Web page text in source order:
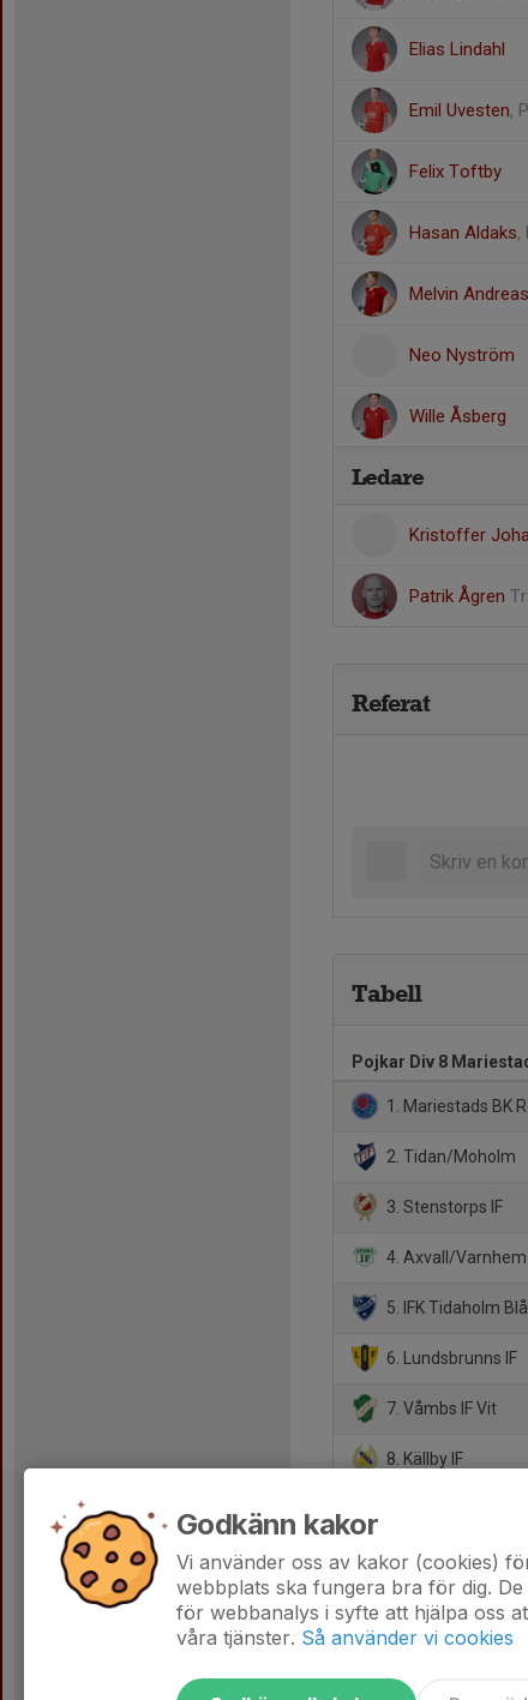
Elias Lindahl
Emil Uvesten,
Felix Toftby
Hasan Aldaks,
Melvin
Neo Nyström
Wille Åsberg
Ledare
Kristoffer
Patrik Ågren
Referat
Tabell
Pojkar Div 8
1. Mariestads BK
2. Tidan/Moholm
3. Stenstorps IF
4. Axvall/Varnhem
5. IFK Tidaholm Blå
6. Lundsbrunns IF
7. Våmbs IF Vit
8. Källby IF
10. Töreboda IK
Godkänn kakor
Vi använder oss av kakor (cookies)
webbplats ska fungera bra för dig. De
för webbanalys i syfte att hjälpa oss
våra tjänster. Så använder vi cookies